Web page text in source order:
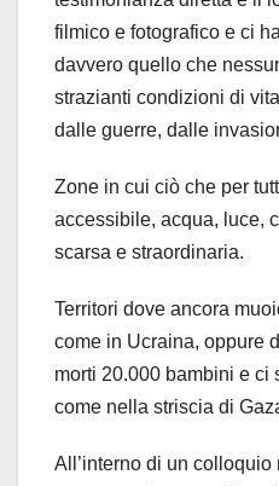
filmico e fotografico e ci
davvero quello che
strazianti condizioni di
dalle guerre, dalle
Zone in cui ciò che per
accessibile, acqua, luce,
scarsa e straordinaria.
Territori dove ancora
come in Ucraina, oppure
morti 20.000 bambini e ci
come nella striscia di
All’interno di un colloquio